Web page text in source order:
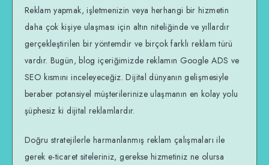
Reklam yapmak, işletmenizin veya herhangi bir hizmetin
daha çok kişiye ulaşması için altın niteliğinde ve yıllardır
gerçekleştirilen bir yöntemdir ve birçok farklı reklam türü
vardır. Bugün, blog içeriğimizde reklamın Google ADS ve
SEO kısmını inceleyeceğiz. Dijital dünyanın gelişmesiyle
beraber potansiyel müşterilerinize ulaşmanın en kolay yolu
şüphesiz ki dijital reklamlardır.
Doğru stratejilerle harmanlanmış reklam çalışmaları ile
gerek e-ticaret siteleriniz, gerekse hizmetiniz ne olursa